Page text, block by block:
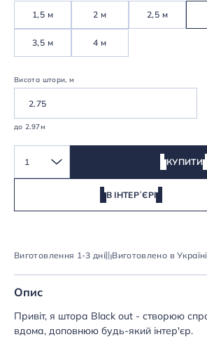
1,5 м 2 м 2,5 м
3,5 м 4 м
Висота штори, м
до 2.97м
1 КУПИТИ
В ІНТЕРʼЄРІ
Виготовлення 1-3 дні Виготовлено в Україні
Опис
Привіт, я штора Black out - створюю
вдома, доповнюю будь-який інтер'єр.